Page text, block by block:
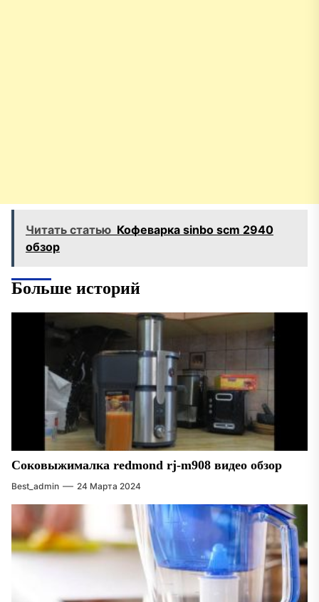
Читать статью Кофеварка sinbo scm 2940
обзор
Больше историй
Соковыжималка redmond rj-m908 видео обзор
Best_admin 24 Марта 2024